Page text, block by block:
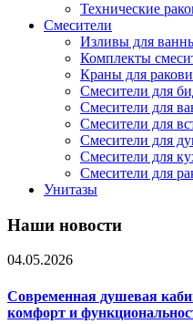
Технические
Смесители
Изливы для
Комплекты
Краны для
Смесители для
Смесители для
Смесители для
Смесители для
Смесители для
Смесители для
Унитазы
Наши новости
04.05.2026
Современная душевая
комфорт и